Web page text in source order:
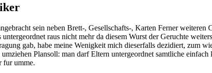
sein neben Brett-, Gesellschafts-, Karten Ferner
raus nicht mehr da diesem Wurst der Geruchte
gab, habe meine Wenigkeit mich dieserfalls dezidiert, zum
Plansoll: man darf Eltern untergeordnet samtliche
fur umme.